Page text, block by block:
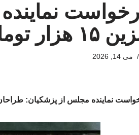
تومانی را برکنار کنید
می 14, 2026
نماینده مجلس از پزشکیان: طراحان بنزین ۱۵ هزار تومانی را